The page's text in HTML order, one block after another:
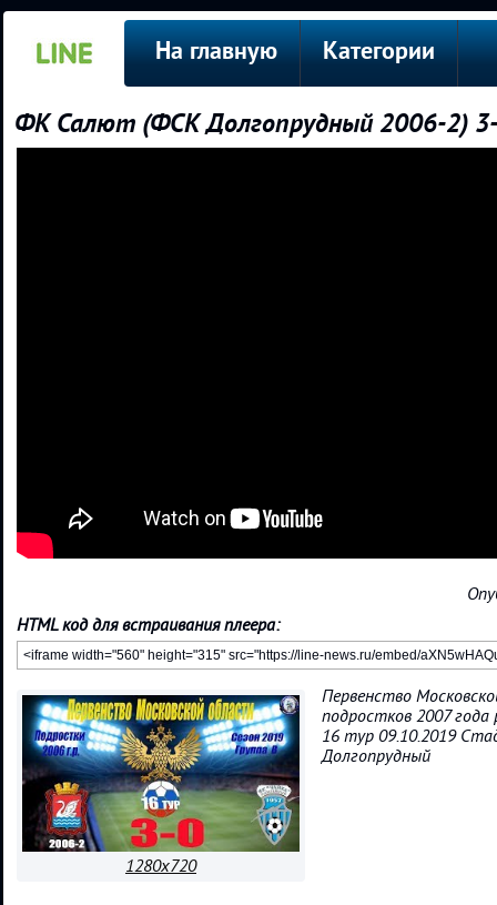
На главную Категории
ФК Салют (ФСК Долгопрудный 2006-2)
HTML код для встраивания плеера:
1280x720
Первенство
подростков 2007 года
16 тур 09.10.2019
Долгопрудный